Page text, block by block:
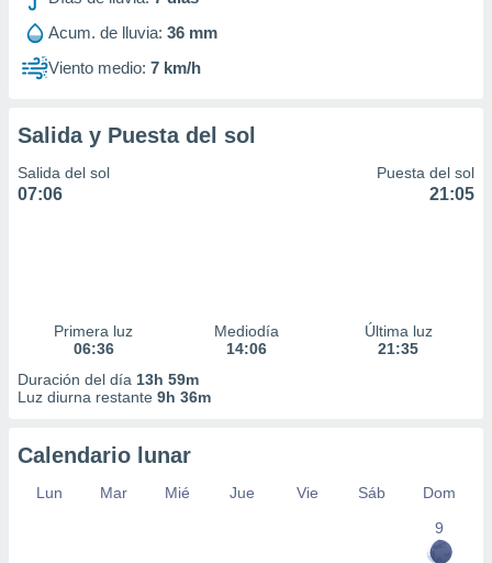
perfiles
utilizar
crear un
uso de
la
de
de
con el
Acum. de lluvia: 36 mm
Viento medio: 7 km/h
Salida y Puesta del sol
Salida del sol
07:06
Puesta del sol
21:05
Primera luz
06:36
Mediodía
14:06
Última luz
21:35
Duración del día 13h 59m
Luz diurna restante 9h 36m
Calendario lunar
Lun Mar Mié Jue Vie Sáb
Dom
9